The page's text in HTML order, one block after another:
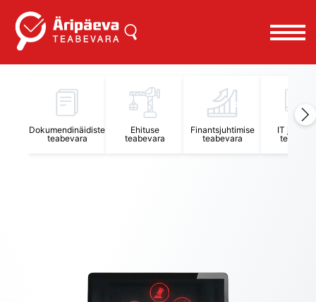
Dokumendinäidiste
teabevara
Ehituse
teabevara
Finantsjuhtimise
teabevara
IT